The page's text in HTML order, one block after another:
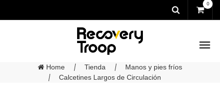
0
Home Tienda
Manos y pies fríos
Calcetines Largos de Circulación